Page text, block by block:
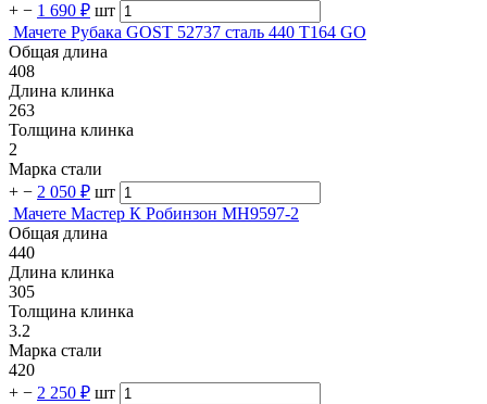
+ − 1 690 ₽ шт
Мачете Рубака GOST 52737 сталь 440 T164 GO
Общая длина
408
Длина клинка
263
Толщина клинка
2
Марка стали
+ − 2 050 ₽ шт
Мачете Мастер К Робинзон MH9597-2
Общая длина
440
Длина клинка
305
Толщина клинка
3.2
Марка стали
420
+ − 2 250 ₽ шт